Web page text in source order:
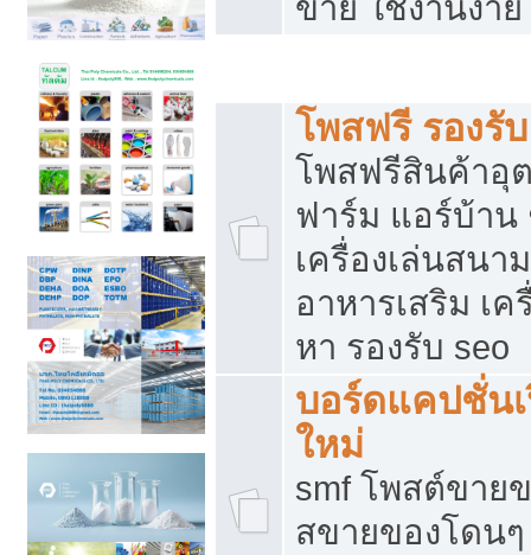
ขาย ใช้งานง่าย
โพสฟรี รองรั
โพสฟรีสินค้าอุ
ฟาร์ม แอร์บ้าน
เครื่องเล่นสนา
อาหารเสริม เ
หา รองรับ seo
บอร์ดแคปชั่น
ใหม่
smf โพสต์ขาย
สขายของโดน